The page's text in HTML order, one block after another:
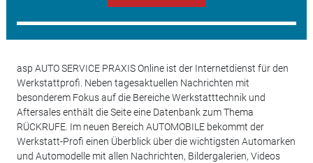
asp AUTO SERVICE PRAXIS Online ist der Internetdienst für den
Werkstattprofi. Neben tagesaktuellen Nachrichten mit
besonderem Fokus auf die Bereiche Werkstatttechnik und
Aftersales enthält die Seite eine Datenbank zum Thema
RÜCKRUFE. Im neuen Bereich AUTOMOBILE bekommt der
Werkstatt-Profi einen Überblick über die wichtigsten Automarken
und Automodelle mit allen Nachrichten, Bildergalerien, Videos